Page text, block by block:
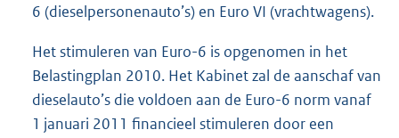
6 (dieselpersonenauto’s) en Euro VI (vrachtwagens).
Het stimuleren van Euro-6 is opgenomen in het
Belastingplan 2010. Het Kabinet zal de aanschaf van
dieselauto’s die voldoen aan de Euro-6 norm vanaf
1 januari 2011 financieel stimuleren door een